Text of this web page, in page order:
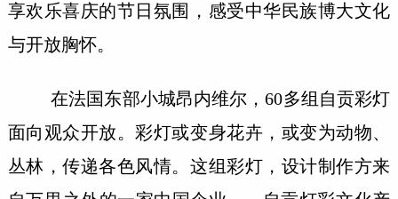
享欢乐喜庆的节日氛围，感受中华民族博大文化
与开放胸怀。
在法国东部小城昂内维尔，60多组自贡彩灯
面向观众开放。彩灯或变身花卉，或变为动物、
丛林，传递各色风情。这组彩灯，设计制作方来